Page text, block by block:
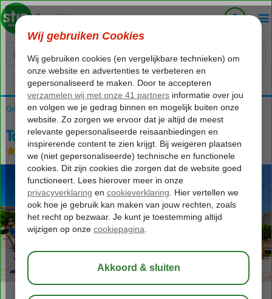
Voelt als thuiskomen...
Griekenland Zakynthos Laganas Tassia Studios
Tassia Studios
Logies Appartement